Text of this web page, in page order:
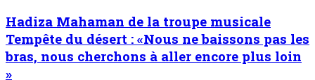
Hadiza Mahaman de la troupe musicale
Tempête du désert : «Nous ne baissons pas les
bras, nous cherchons à aller encore plus loin
»